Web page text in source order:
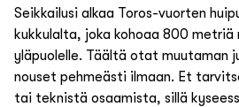
Seikkailusi alkaa Toros-vuorten
kukkulalta, joka kohoaa 800 metriä
yläpuolelle. Täältä otat muutaman
nouset pehmeästi ilmaan. Et
tai teknistä osaamista, sillä